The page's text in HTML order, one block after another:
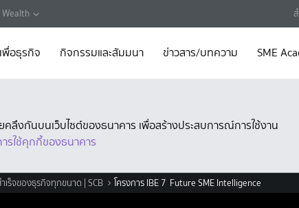
พื่อธุรกิจ กิจกรรมและสัมมนา ข่าวสาร/บทความ SME
คลึงกันบนเว็บไซต์ของธนาคาร เพื่อสร้างประสบการณ์การใช้งาน
รใช้คุกกี้ของธนาคาร
ร็จของธุรกิจทุกขนาด | SCB โครงการ IBE 7 Future SME Intelligence